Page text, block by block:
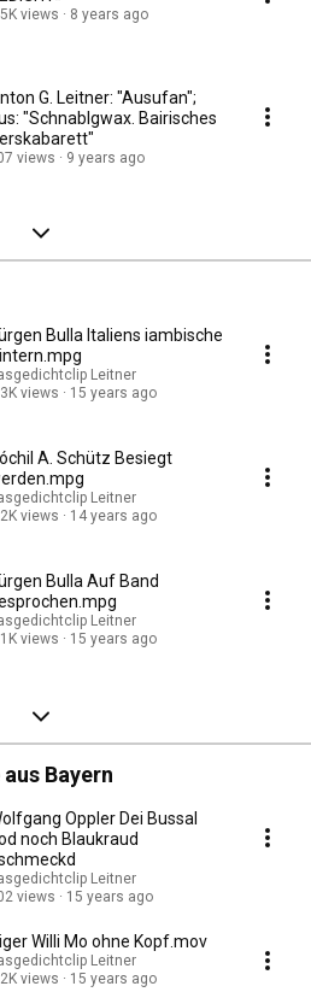
views 8 years ago
G. Leitner: "Ausufan";
"Schnablgwax. Bairisches
views 9 years ago
Bulla Italiens iambische
Leitner
views
15 years ago
A. Schütz Besiegt
Leitner
views
14 years ago
Bulla Auf Band
Leitner
views
15 years ago
Bayern
Oppler Dei Bussal
noch Blaukraud
Leitner
views
15 years ago
Willi Mo ohne Kopf.mov
Leitner
views
15 years ago